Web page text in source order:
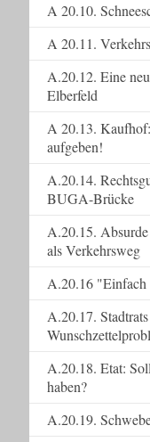
A 20.10.
A 20.11.
A.20.12. Eine
Elberfeld
A 20.13.
aufgeben!
A.20.14.
BUGA-Brücke
A.20.15.
als Verkehrsweg
A.20.16 "Einfach
A.20.17. Stadtrats
A.20.18. Etat:
haben?
A.20.19.